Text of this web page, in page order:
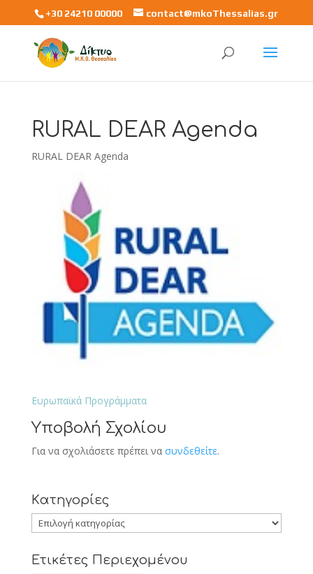
+30 24210 00000 contact@mkoThessalias.gr
RURAL DEAR Agenda
RURAL DEAR Agenda
Ευρωπαϊκά Προγράμματα
Υποβολή Σχολίου
Για να σχολιάσετε πρέπει να συνδεθείτε.
Kατηγορίες
Kατηγορίες
Ετικέτες Περιεχομένου